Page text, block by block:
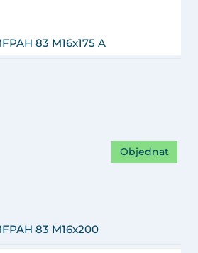
83 M16x175 A
83 M16x200
Objednat